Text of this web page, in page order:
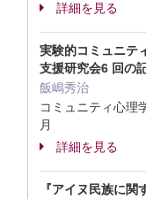
詳細を見る
実験的コミュニテ
支援研究会6 回の
飯嶋秀治
コミュニティ心
月
詳細を見る
『アイヌ民族に関